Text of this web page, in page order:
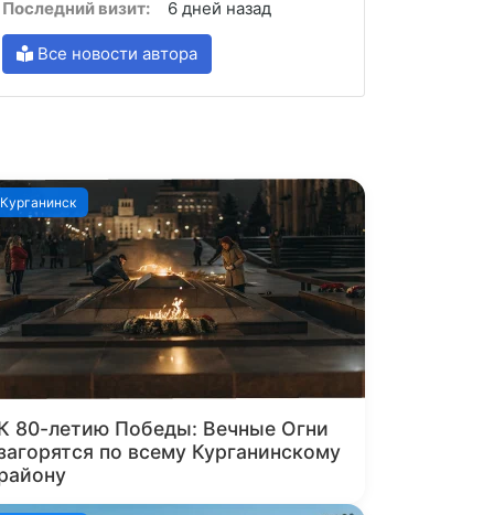
Последний визит:
6 дней назад
Все новости автора
Курганинск
80-летию Победы: Вечные Огни
по всему Курганинскому